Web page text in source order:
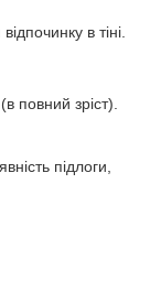
в тіні.
повний зріст).
підлоги,